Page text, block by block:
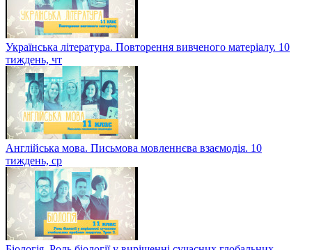
Українська література. Повторення вивченого матеріалу. 10
тиждень, чт
Англійська мова. Письмова мовленнєва взаємодія. 10
тиждень, ср